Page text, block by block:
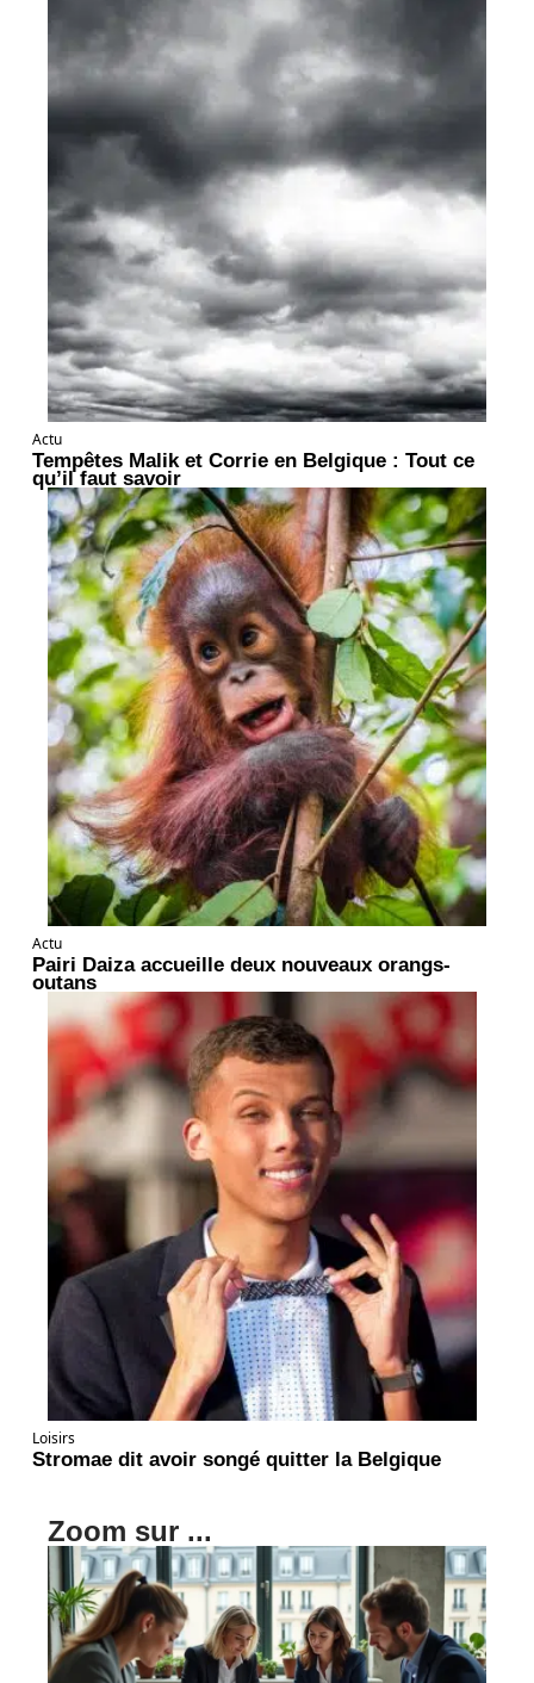
Actu
Tempêtes Malik et Corrie en Belgique : Tout ce
qu’il faut savoir
Actu
Pairi Daiza accueille deux nouveaux orangs-
outans
Loisirs
Stromae dit avoir songé quitter la Belgique
Zoom sur ...